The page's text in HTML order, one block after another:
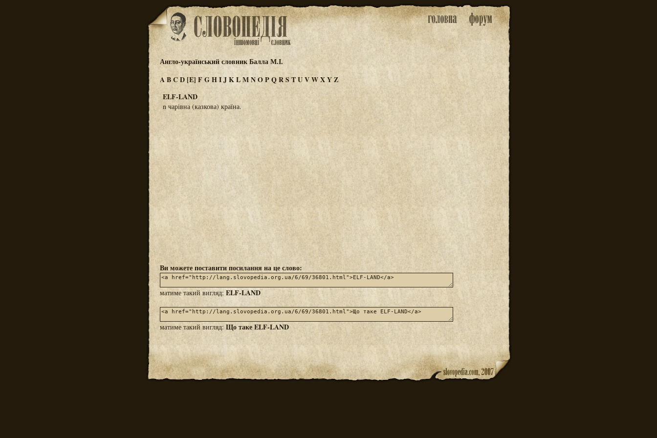
Англо-український словник Балла М.І.
ABCD [E] FGHIJKLMNOPQRSTUVWXYZ
ELF-LAND
n чарівна (казкова) країна.
Ви можете поставити посилання на це слово:
матиме такий вигляд: ELF-LAND
матиме такий вигляд:Що таке ELF-LAND